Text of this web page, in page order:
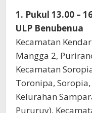
1. Pukul 13.00 –
ULP Benubenua
Kecamatan
Mangga 2,
Kecamatan
Toronipa, Soropia,
Kelurahan
Pururuy),